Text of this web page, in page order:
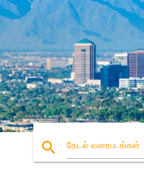
search தேடல் வரைபடங்கள்